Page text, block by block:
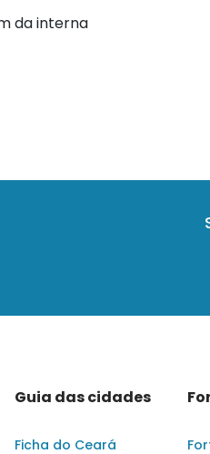
Guia das cidades
Ficha do Ceará